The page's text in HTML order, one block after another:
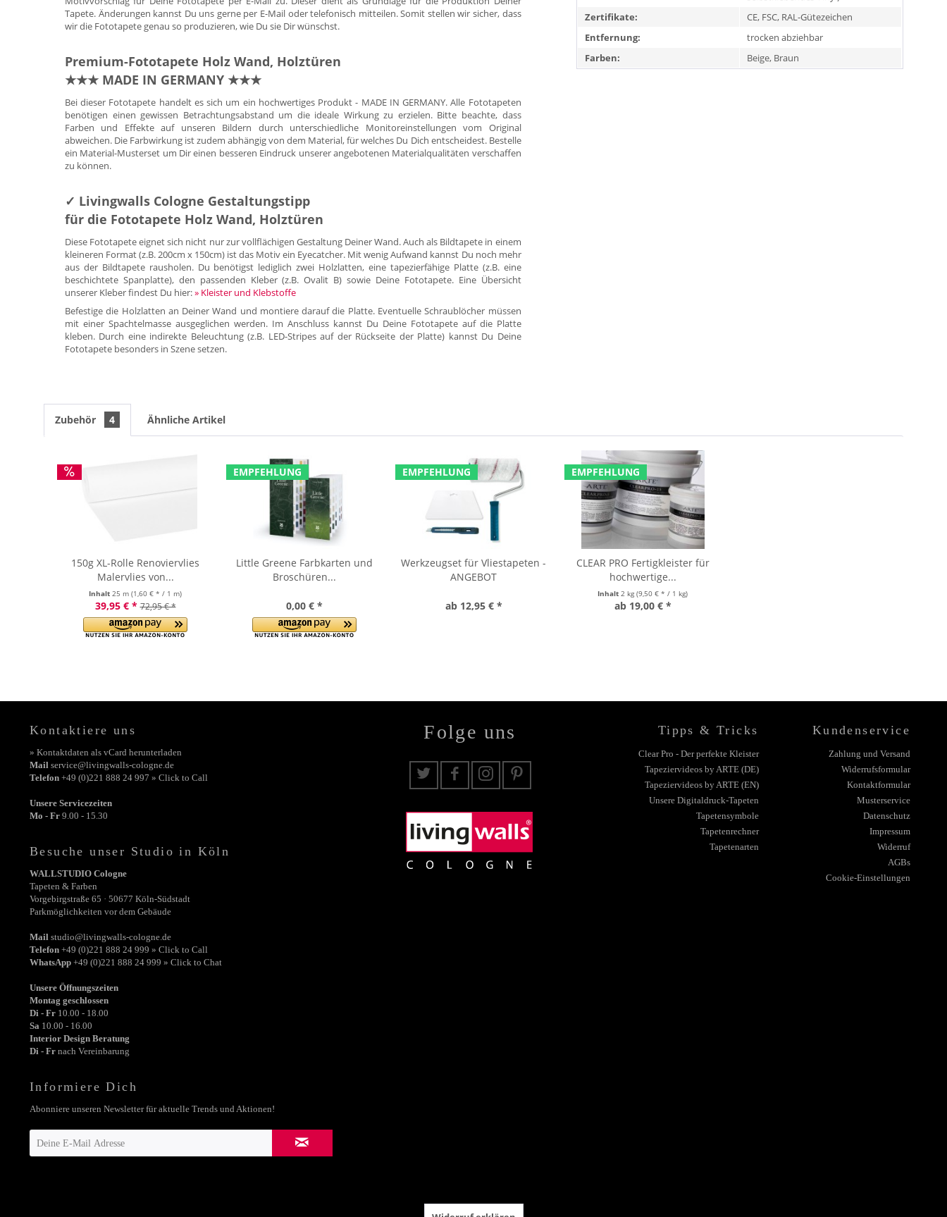
Zertifikate:
CE, FSC, RAL-Gütezeichen
Entfernung:
trocken abziehbar
Farben:
Beige, Braun
Tapete. Änderungen kannst Du uns gerne per E-Mail oder telefonisch mitteilen. Somit stellen wir sicher, dass
wir die Fototapete genau so produzieren, wie Du sie Dir wünschst.
Premium-Fototapete Holz Wand, Holztüren
★★★ MADE IN GERMANY ★★★
Bei dieser Fototapete handelt es sich um ein hochwertiges Produkt - MADE IN GERMANY. Alle Fototapeten
benötigen einen gewissen Betrachtungsabstand um die ideale Wirkung zu erzielen. Bitte beachte, dass
Farben und Effekte auf unseren Bildern durch unterschiedliche Monitoreinstellungen vom Original
abweichen. Die Farbwirkung ist zudem abhängig von dem Material, für welches Du Dich entscheidest. Bestelle
ein Material-Musterset um Dir einen besseren Eindruck unserer angebotenen Materialqualitäten verschaffen
zu können.
✓ Livingwalls Cologne Gestaltungstipp
für die Fototapete Holz Wand, Holztüren
Diese Fototapete eignet sich nicht nur zur vollflächigen Gestaltung Deiner Wand. Auch als Bildtapete in einem
kleineren Format (z.B. 200cm x 150cm) ist das Motiv ein Eyecatcher. Mit wenig Aufwand kannst Du noch mehr
aus der Bildtapete rausholen. Du benötigst lediglich zwei Holzlatten, eine tapezierfähige Platte (z.B. eine
beschichtete Spanplatte), den passenden Kleber (z.B. Ovalit B) sowie Deine Fototapete. Eine Übersicht
unserer Kleber findest Du hier:» Kleister und Klebstoffe
Befestige die Holzlatten an Deiner Wand und montiere darauf die Platte. Eventuelle Schraublöcher müssen
mit einer Spachtelmasse ausgeglichen werden. Im Anschluss kannst Du Deine Fototapete auf die Platte
kleben. Durch eine indirekte Beleuchtung (z.B. LED-Stripes auf der Rückseite der Platte) kannst Du Deine
Fototapete besonders in Szene setzen.
Zubehör 4 Ähnliche Artikel
150g XL-Rolle Renoviervlies
Malervlies von...
Inhalt 25 m (1,60 € * / 1 m)
39,95 € * 72,95 € *
EMPFEHLUNG
Little Greene Farbkarten und
Broschüren...
0,00 € *
EMPFEHLUNG
Werkzeugset für Vliestapeten -
ANGEBOT
ab 12,95 € *
EMPFEHLUNG
CLEAR PRO Fertigkleister für
hochwertige...
Inhalt 2 kg (9,50 € * / 1 kg)
ab 19,00 € *
Kontaktiere uns
» Kontaktdaten als vCard herunterladen
Mail service@livingwalls-cologne.de
Telefon +49 (0)221 888 24 997 » Click to Call
Unsere Servicezeiten
Mo - Fr 9.00 - 15.30
Besuche unser Studio in Köln
WALLSTUDIO Cologne
Tapeten & Farben
Vorgebirgstraße 65 · 50677 Köln-Südstadt
Parkmöglichkeiten vor dem Gebäude
Mail studio@livingwalls-cologne.de
Telefon +49 (0)221 888 24 999 » Click to Call
WhatsApp +49 (0)221 888 24 999 » Click to Chat
Unsere Öffnungszeiten
Montag geschlossen
Di - Fr 10.00 - 18.00
Sa 10.00 - 16.00
Interior Design Beratung
Di - Fr nach Vereinbarung
Informiere Dich
Abonniere unseren Newsletter für aktuelle Trends und Aktionen!
Tipps & Tricks
Clear Pro - Der perfekte Kleister
Tapeziervideos by ARTE (DE)
Tapeziervideos by ARTE (EN)
Unsere Digitaldruck-Tapeten
Tapetensymbole
Tapetenrechner
Tapetenarten
Kundenservice
Zahlung und Versand
Widerrufsformular
Kontaktformular
Musterservice
Datenschutz
Impressum
Widerruf
AGBs
Cookie-Einstellungen
Folge uns